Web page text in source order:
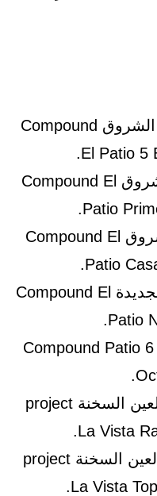
كمبوند الباتيو 5 ايست الشروق Compound
El Patio 5
كمبوند الباتيو برايم الشروق Compound El
Patio
كمبوند الباتيو كازا الشروق Compound El
Patio
كمبوند الباتيو القاهرة الجديدة Compound El
Patio
كمبوند الباتيو 6 أكتوبر Compound Patio 6
مشروع لافيستا راي العين السخنة project
La Vista
مشروع لافيستا توباز العين السخنة project
La Vista